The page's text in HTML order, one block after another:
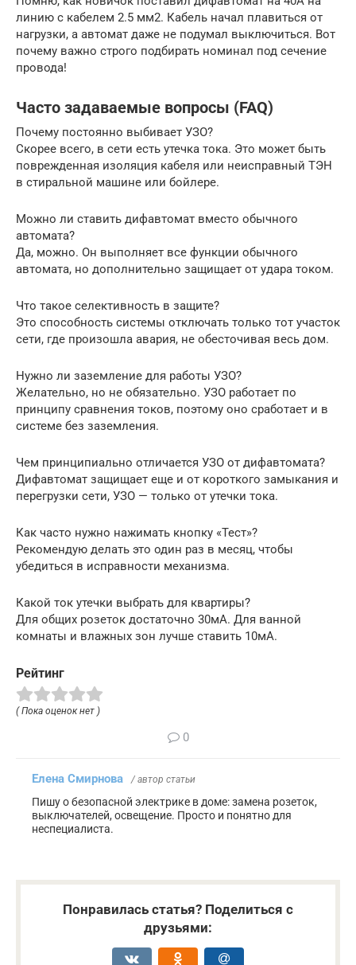
линию с кабелем 2.5 мм2. Кабель начал плавиться от
нагрузки, а автомат даже не подумал выключиться. Вот
почему важно строго подбирать номинал под сечение
провода!
Часто задаваемые вопросы (FAQ)
Почему постоянно выбивает УЗО?
Скорее всего, в сети есть утечка тока. Это может быть
поврежденная изоляция кабеля или неисправный ТЭН
в стиральной машине или бойлере.
Можно ли ставить дифавтомат вместо обычного
автомата?
Да, можно. Он выполняет все функции обычного
автомата, но дополнительно защищает от удара током.
Что такое селективность в защите?
Это способность системы отключать только тот участок
сети, где произошла авария, не обесточивая весь дом.
Нужно ли заземление для работы УЗО?
Желательно, но не обязательно. УЗО работает по
принципу сравнения токов, поэтому оно сработает и в
системе без заземления.
Чем принципиально отличается УЗО от дифавтомата?
Дифавтомат защищает еще и от короткого замыкания и
перегрузки сети, УЗО — только от утечки тока.
Как часто нужно нажимать кнопку «Тест»?
Рекомендую делать это один раз в месяц, чтобы
убедиться в исправности механизма.
Какой ток утечки выбрать для квартиры?
Для общих розеток достаточно 30мА. Для ванной
комнаты и влажных зон лучше ставить 10мА.
Рейтинг
( Пока оценок нет )
0
Елена Смирнова / автор статьи
Пишу о безопасной электрике в доме: замена розеток,
выключателей, освещение. Просто и понятно для
неспециалиста.
Понравилась статья? Поделиться с
друзьями: